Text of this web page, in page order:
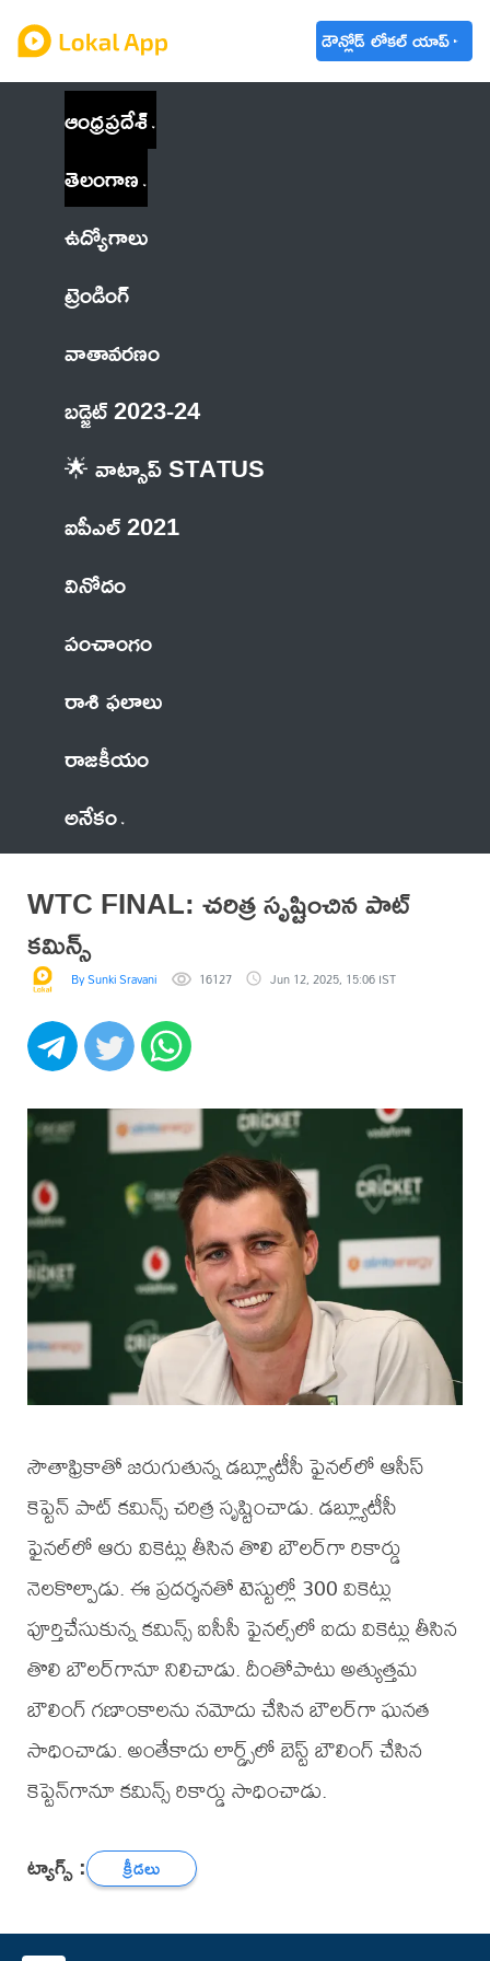
డౌన్లోడ్ లోకల్ యాప్
ఆంధ్రప్రదేశ్
తెలంగాణ
ఉద్యోగాలు
ట్రెండింగ్
వాతావరణం
బడ్జెట్ 2023-24
🌟 వాట్సాప్ STATUS
ఐపీఎల్ 2021
వినోదం
పంచాంగం
రాశి ఫలాలు
రాజకీయం
అనేకం
WTC FINAL: చరిత్ర సృష్టించిన పాట్
కమిన్స్
By Sunki Sravani 16127 Jun 12, 2025, 15:06 IST
సౌతాఫ్రికాతో జరుగుతున్న డబ్ల్యూటీసీ ఫైనల్‌లో ఆసీస్
కెప్టెన్ పాట్ కమిన్స్ చరిత్ర సృష్టించాడు. డబ్ల్యూటీసీ
ఫైనల్‌లో ఆరు వికెట్లు తీసిన తొలి బౌలర్‌గా రికార్డు
నెలకొల్పాడు. ఈ ప్రదర్శనతో టెస్టుల్లో 300 వికెట్లు
పూర్తిచేసుకున్న కమిన్స్ ఐసీసీ ఫైనల్స్‌లో ఐదు వికెట్లు తీసిన
తొలి బౌలర్‌గానూ నిలిచాడు. దీంతోపాటు అత్యుత్తమ
బౌలింగ్ గణాంకాలను నమోదు చేసిన బౌలర్‌గా ఘనత
సాధించాడు. అంతేకాదు లార్డ్స్‌లో బెస్ట్ బౌలింగ్ చేసిన
కెప్టెన్‌గానూ కమిన్స్ రికార్డు సాధించాడు.
ట్యాగ్స్ : క్రీడలు